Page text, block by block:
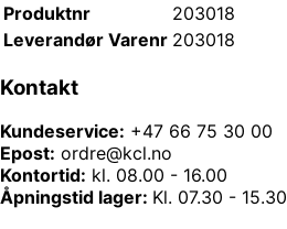
Produktnr
203018
Leverandør Varenr 203018
Kontakt
Kundeservice: +47 66 75 30 00
Epost: ordre@kcl.no
Kontortid: kl. 08.00 - 16.00
Åpningstid lager: Kl. 07.30 - 15.30